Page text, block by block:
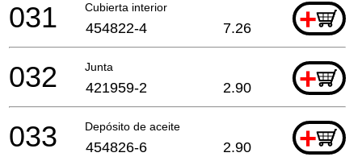
Cubierta interior +
031 454822-4 7.26
Junta +
032 421959-2 2.90
Depósito de aceite +
033 454826-6 2.90